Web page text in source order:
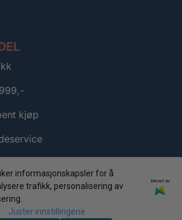
kjøp
informasjonskapsler for å
trafikk, personalisering av
Drevet av
Juster innstillingene